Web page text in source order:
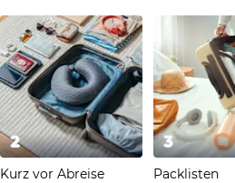
2
Kurz vor Abreise
3
Packlisten